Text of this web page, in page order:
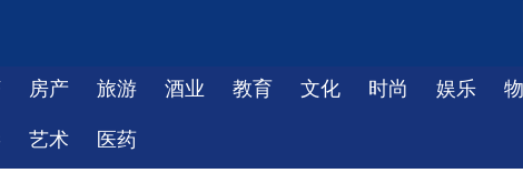
房产 旅游 酒业 教育 文化 时尚 娱乐
艺术 医药